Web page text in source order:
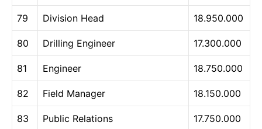
79 Division Head 18.950.000
80 Drilling Engineer 17.300.000
81 Engineer 18.750.000
82 Field Manager 18.150.000
83 Public Relations 17.750.000